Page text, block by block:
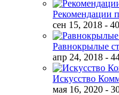
Рекомендации
сен 15, 2018 -
Равнокрылые
апр 24, 2018 -
Искусство
мая 16, 2020 -